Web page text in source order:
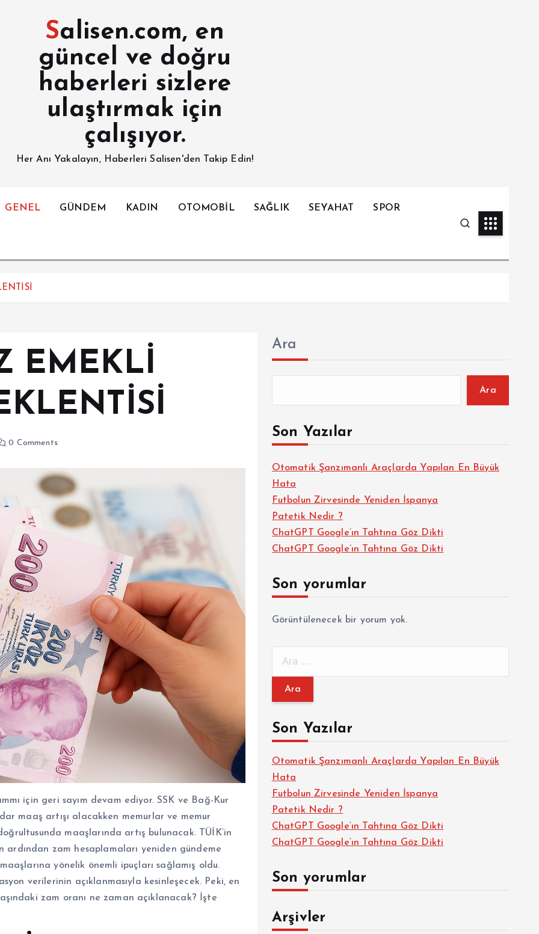
Salisen.com, en
güncel ve doğru
haberleri sizlere
ulaştırmak için
çalışıyor.
Her Anı Yakalayın, Haberleri Salisen'den Takip Edin!
GENEL GÜNDEM KADIN OTOMOBİL SAĞLIK SEYAHAT SPOR
EMEKLİ
0 Comments
için geri sayım devam ediyor. SSK ve Bağ-Kur
maaş artışı alacakken memurlar ve memur
maaşlarında artış bulunacak. TÜİK’in
ardından zam hesaplamaları yeniden gündeme
yönelik önemli ipuçları sağlamış oldu.
verilerinin açıklanmasıyla kesinleşecek. Peki, en
zam oranı ne zaman açıklanacak? İşte
Ara
Ara
Son Yazılar
Otomatik Şanzımanlı Araçlarda Yapılan En Büyük
Hata
Futbolun Zirvesinde Yeniden İspanya
Patetik Nedir ?
ChatGPT Google’ın Tahtına Göz Dikti
ChatGPT Google’ın Tahtına Göz Dikti
Son yorumlar
Görüntülenecek bir yorum yok.
m
:Son Yazılar
Otomatik Şanzımanlı Araçlarda Yapılan En Büyük
Hata
Futbolun Zirvesinde Yeniden İspanya
Patetik Nedir ?
ChatGPT Google’ın Tahtına Göz Dikti
ChatGPT Google’ın Tahtına Göz Dikti
Son yorumlar
Arşivler